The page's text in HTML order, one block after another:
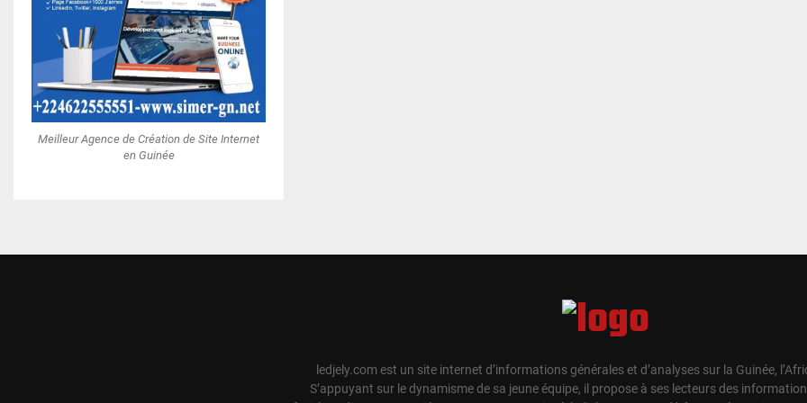
Meilleur Agence de Création de Site Internet
en Guinée
ledjely.com est un site internet d’informations générales et d’analyses sur la Guinée,
S’appuyant sur le dynamisme de sa jeune équipe, il propose à ses lecteurs des